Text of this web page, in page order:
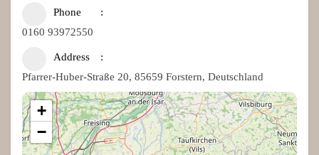
Phone
0160 93972550
Address
Pfarrer-Huber-Straße 20, 85659 Forstern, Deutschland
+
−